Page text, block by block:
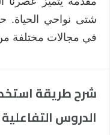
شتى نواحي الحياة.
في مجالات مختلفة
الدروس التفاعلية